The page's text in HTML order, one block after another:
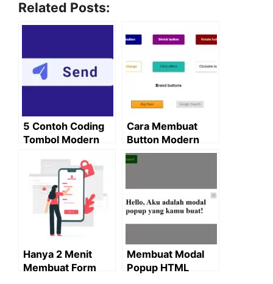
Related Posts:
5 Contoh Coding
Tombol Modern
Cara Membuat
Button Modern
dengan HTML dan
CSS
Hanya 2 Menit
Membuat Form
Membuat Modal
Popup HTML